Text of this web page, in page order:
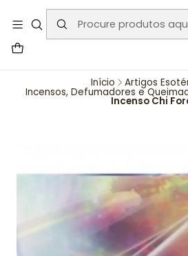
User-agent: * Allow: / Sitemap:
https://www.auraemporium.pt/
Início Artigos
Incensos, Defumadores e
Incenso Chi